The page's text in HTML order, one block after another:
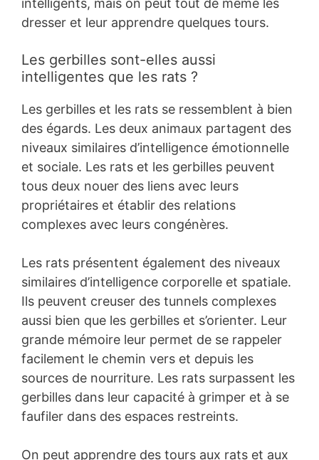
intelligents, mais on peut tout de même les
dresser et leur apprendre quelques tours.
Les gerbilles sont-elles aussi
intelligentes que les rats ?
Les gerbilles et les rats se ressemblent à bien
des égards. Les deux animaux partagent des
niveaux similaires d’intelligence émotionnelle
et sociale. Les rats et les gerbilles peuvent
tous deux nouer des liens avec leurs
propriétaires et établir des relations
complexes avec leurs congénères.
Les rats présentent également des niveaux
similaires d’intelligence corporelle et spatiale.
Ils peuvent creuser des tunnels complexes
aussi bien que les gerbilles et s’orienter. Leur
grande mémoire leur permet de se rappeler
facilement le chemin vers et depuis les
sources de nourriture. Les rats surpassent les
gerbilles dans leur capacité à grimper et à se
faufiler dans des espaces restreints.
On peut apprendre des tours aux rats et aux